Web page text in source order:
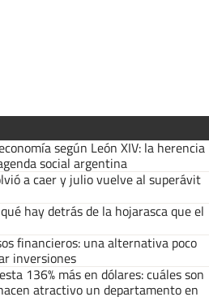
según León XIV: la herencia
social argentina
a caer y julio vuelve al superávit
hay detrás de la hojarasca que el
financieros: una alternativa poco
inversiones
136% más en dólares: cuáles son
atractivo un departamento en